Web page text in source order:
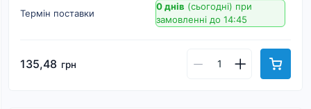
Термін поставки
0 днів (сьогодні) при
замовленні до 14:45
135,48 грн